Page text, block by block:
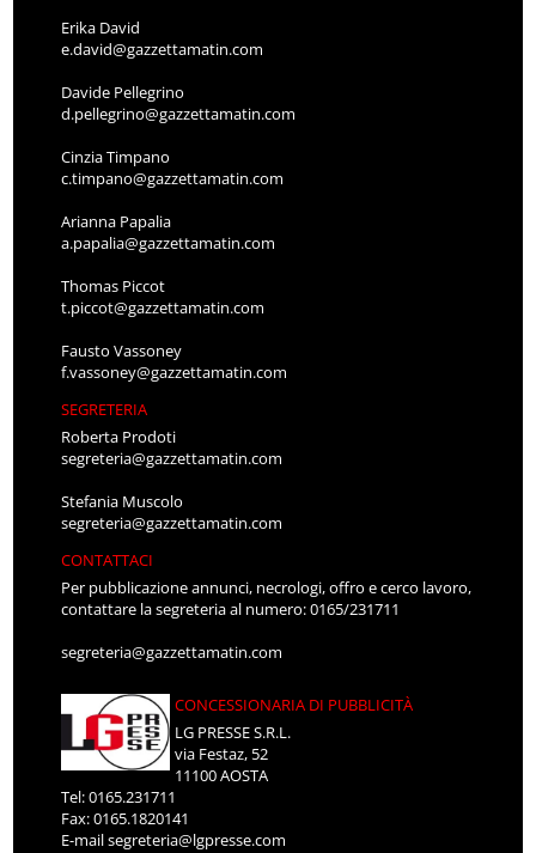
Erika David
e.david@gazzettamatin.com
Davide Pellegrino
d.pellegrino@gazzettamatin.com
Cinzia Timpano
c.timpano@gazzettamatin.com
Arianna Papalia
a.papalia@gazzettamatin.com
Thomas Piccot
t.piccot@gazzettamatin.com
Fausto Vassoney
f.vassoney@gazzettamatin.com
SEGRETERIA
Roberta Prodoti
segreteria@gazzettamatin.com
Stefania Muscolo
segreteria@gazzettamatin.com
CONTATTACI
Per pubblicazione annunci, necrologi, offro e cerco lavoro,
contattare la segreteria al numero: 0165/231711
segreteria@gazzettamatin.com
CONCESSIONARIA DI PUBBLICITÀ
LG PRESSE S.R.L.
via Festaz, 52
11100 AOSTA
Tel: 0165.231711
Fax: 0165.1820141
E-mailsegreteria@lgpresse.com